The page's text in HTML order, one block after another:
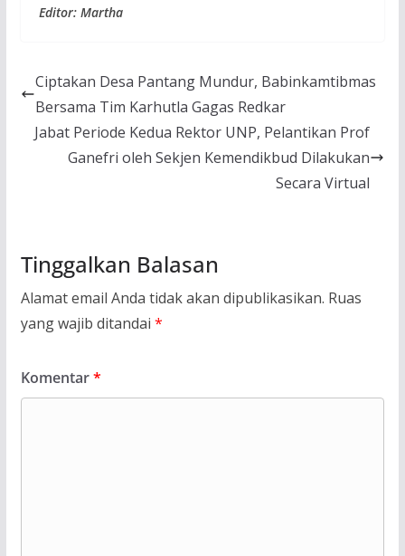
Editor: Martha
Ciptakan Desa Pantang Mundur, Babinkamtibmas
Bersama Tim Karhutla Gagas Redkar
Jabat Periode Kedua Rektor UNP, Pelantikan Prof
Ganefri oleh Sekjen Kemendikbud Dilakukan
Secara Virtual
Tinggalkan Balasan
Alamat email Anda tidak akan dipublikasikan. Ruas
yang wajib ditandai *
Komentar*